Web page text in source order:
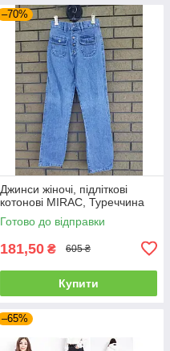
–70%
Джинси жіночі, підліткові
котонові MIRAC, Туреччина
Готово до відправки
181,50 ₴ 605 ₴
Купити
–65%